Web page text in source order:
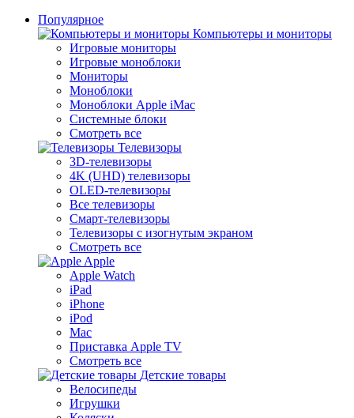
Популярное
Компьютеры и мониторы
Игровые мониторы
Игровые моноблоки
Мониторы
Моноблоки
Моноблоки Apple iMac
Системные блоки
Смотреть все
Телевизоры
3D-телевизоры
4K (UHD) телевизоры
OLED-телевизоры
Все телевизоры
Смарт-телевизоры
Телевизоры с изогнутым экраном
Смотреть все
Apple
Apple Watch
iPad
iPhone
iPod
Mac
Приставка Apple TV
Смотреть все
Детские товары
Велосипеды
Игрушки